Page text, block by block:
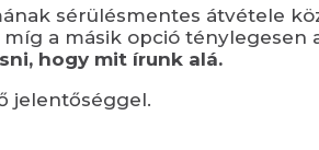
sérülésmentes átvétele
a másik opció
hogy mit írunk alá.
jelentőséggel.